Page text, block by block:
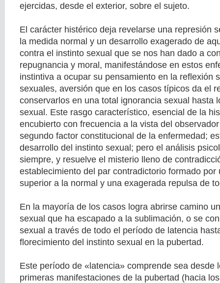
ejercidas, desde el exterior, sobre el sujeto.
El carácter histérico deja revelarse una represión
la medida normal y un desarrollo exagerado de
contra el instinto sexual que se nos han dado a
repugnancia y moral, manifestándose en estos
instintiva a ocupar su pensamiento en la reflexión
sexuales, aversión que en los casos típicos da el
conservarlos en una total ignorancia sexual hasta
sexual. Este rasgo característico, esencial de la
encubierto con frecuencia a la vista del
segundo factor constitucional de la enfermedad;
desarrollo del instinto sexual; pero el análisis
siempre, y resuelve el misterio lleno de
establecimiento del par contradictorio formado por
superior a la normal y una exagerada repulsa de
En la mayoría de los casos logra abrirse camino
sexual que ha escapado a la sublimación, o se
sexual a través de todo el período de latencia
florecimiento del instinto sexual en la pubertad.
Este período de «latencia» comprende sea desde
primeras manifestaciones de la pubertad (hacia